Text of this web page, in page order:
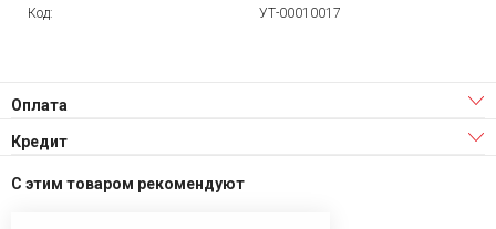
Код:
УТ-00010017
Оплата
Кредит
С этим товаром рекомендуют